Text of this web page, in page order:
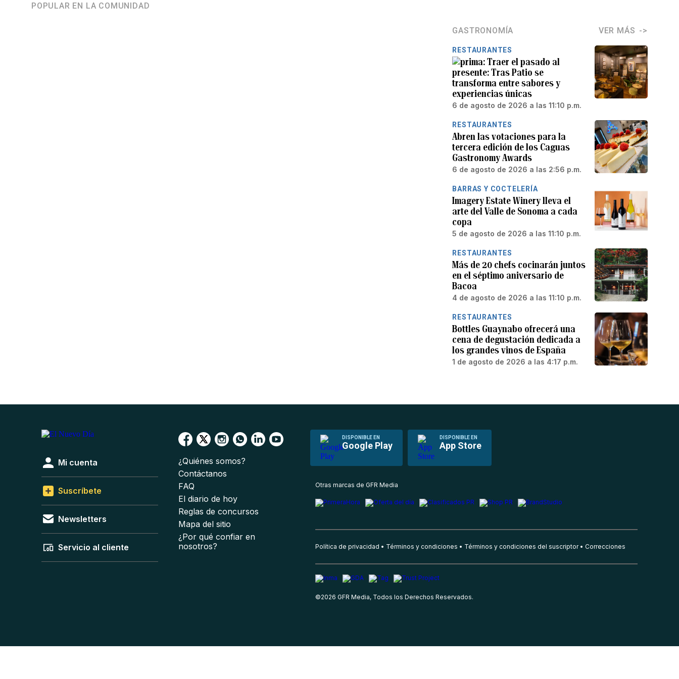
POPULAR EN LA COMUNIDAD
GASTRONOMÍA VER MÁS
RESTAURANTES
Traer el pasado al
presente: Tras Patio se
transforma entre sabores y
experiencias únicas
6 de agosto de 2026 a las 11:10 p.m.
RESTAURANTES
Abren las votaciones para la
tercera edición de los Caguas
Gastronomy Awards
6 de agosto de 2026 a las 2:56 p.m.
BARRAS Y COCTELERÍA
Imagery Estate Winery lleva el
arte del Valle de Sonoma a cada
copa
5 de agosto de 2026 a las 11:10 p.m.
RESTAURANTES
Más de 20 chefs cocinarán juntos
en el séptimo aniversario de
Bacoa
4 de agosto de 2026 a las 11:10 p.m.
RESTAURANTES
Bottles Guaynabo ofrecerá una
cena de degustación dedicada a
los grandes vinos de España
1 de agosto de 2026 a las 4:17 p.m.
DISPONIBLE EN
Google Play
DISPONIBLE EN
App Store
Mi cuenta
Suscríbete
Newsletters
Servicio al cliente
¿Quiénes somos?
Contáctanos
FAQ
El diario de hoy
Reglas de concursos
Mapa del sitio
¿Por qué confiar en
nosotros?
Otras marcas de GFR Media
Política de privacidad Términos y condiciones Términos y condiciones del suscriptor Correcciones
©2026 GFR Media, Todos los Derechos Reservados.